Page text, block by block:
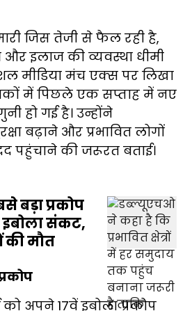
जिस तेजी से फैल रही है,
इलाज की व्यवस्था धीमी
मीडिया मंच एक्स पर लिखा
में पिछले एक सप्ताह में नए
हो गई है। उन्होंने
बढ़ाने और प्रभावित लोगों
पहुंचाने की जरूरत बताई।
बड़ा प्रकोप
इबोला संकट,
की मौत
अपने 17वें इबोला प्रकोप